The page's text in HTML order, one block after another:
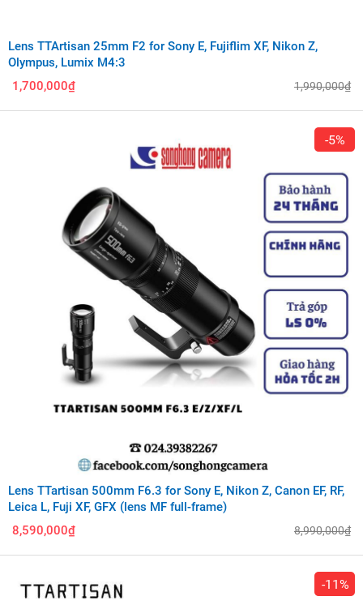
Lens TTArtisan 25mm F2 for Sony E, Fujiflim XF, Nikon Z,
Olympus, Lumix M4:3
1,700,000₫
1,990,000₫
-5%
Lens TTartisan 500mm F6.3 for Sony E, Nikon Z, Canon EF, RF,
Leica L, Fuji XF, GFX (lens MF full-frame)
8,590,000₫
8,990,000₫
-11%